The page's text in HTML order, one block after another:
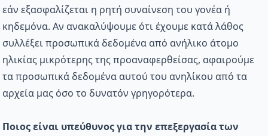
εάν εξασφαλίζεται η ρητή συναίνεση του γονέα ή
κηδεμόνα. Αν ανακαλύψουμε ότι έχουμε κατά λάθος
συλλέξει προσωπικά δεδομένα από ανήλικο άτομο
ηλικίας μικρότερης της προαναφερθείσας, αφαιρούμε
τα προσωπικά δεδομένα αυτού του ανηλίκου από τα
αρχεία μας όσο το δυνατόν γρηγορότερα.
Ποιος είναι υπεύθυνος για την επεξεργασία των